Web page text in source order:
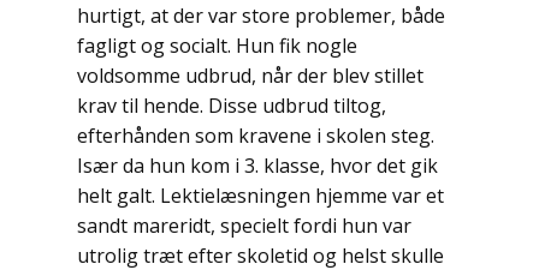
hurtigt, at der var store problemer, både
fagligt og socialt. Hun fik nogle
voldsomme udbrud, når der blev stillet
krav til hende. Disse udbrud tiltog,
efterhånden som kravene i skolen steg.
Især da hun kom i 3. klasse, hvor det gik
helt galt. Lektielæsningen hjemme var et
sandt mareridt, specielt fordi hun var
utrolig træt efter skoletid og helst skulle